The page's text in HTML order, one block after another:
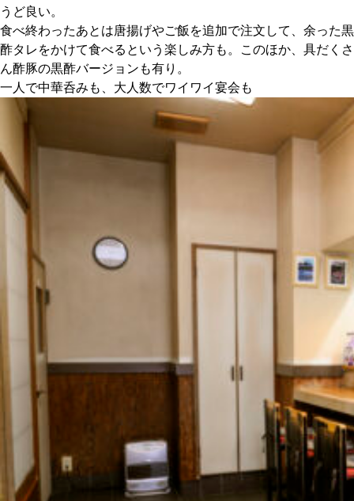
うど良い。
食べ終わったあとは唐揚げやご飯を追加で注文して、余った黒
酢タレをかけて食べるという楽しみ方も。このほか、具だくさ
ん酢豚の黒酢バージョンも有り。
一人で中華呑みも、大人数でワイワイ宴会も